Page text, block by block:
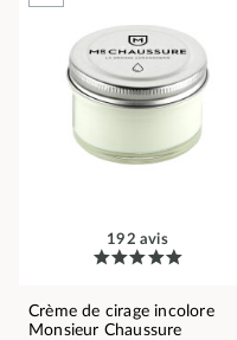
192 avis
Crème de cirage incolore
Monsieur Chaussure